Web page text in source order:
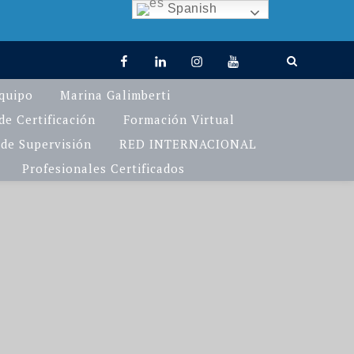
facebooklinkedinInstagram
You
Tube
TikTok
Marina Galimberti
Certificación
Formación Virtual
Supervisión
RED INTERNACIONAL
Profesionales Certificados
Spanish